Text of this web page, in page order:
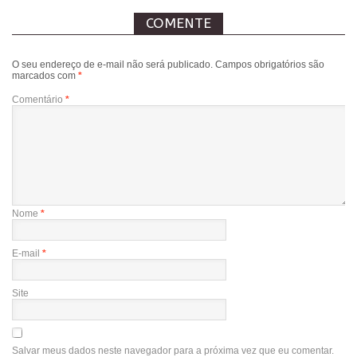
COMENTE
O seu endereço de e-mail não será publicado. Campos obrigatórios são
marcados com *
Comentário *
Nome *
E-mail *
Site
Salvar meus dados neste navegador para a próxima vez que eu comentar.